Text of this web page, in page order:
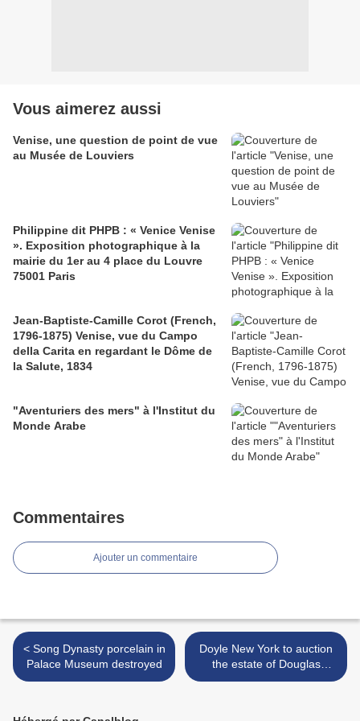
Vous aimerez aussi
Venise, une question de point de vue
au Musée de Louviers
Philippine dit PHPB : « Venice Venise
». Exposition photographique à la
mairie du 1er au 4 place du Louvre
75001 Paris
Jean-Baptiste-Camille Corot (French,
1796-1875) Venise, vue du Campo
della Carita en regardant le Dôme de
la Salute, 1834
"Aventuriers des mers" à l'Institut du
Monde Arabe
Commentaires
Ajouter un commentaire
< Song Dynasty porcelain in
Palace Museum destroyed
Doyle New York to auction
the estate of Douglas
Fairbanks, jr. On september